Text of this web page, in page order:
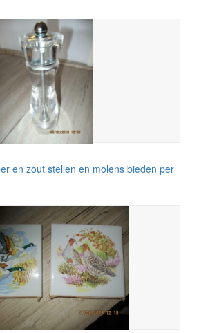
en zout stellen en molens bieden per